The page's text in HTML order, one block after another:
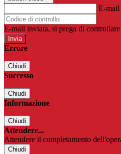
E-mail
E-mail inviata, si prega di
Errore
Chiudi
Successo
Chiudi
Informazione
Chiudi
Attendere...
Attendere il completamento
Chiudi